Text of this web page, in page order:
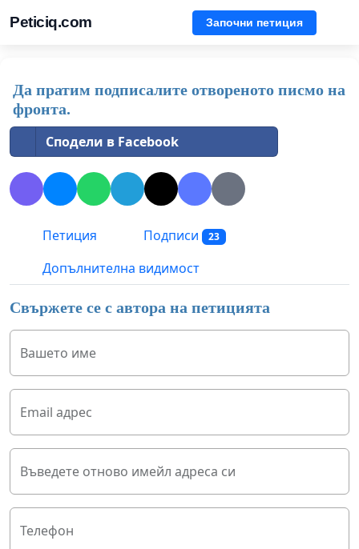
Peticiq.com Започни петиция
Да пратим подписалите отвореното писмо на
фронта.
Сподели в Facebook
Петиция Подписи 23
Допълнителна видимост
Свържете се с автора на петицията
Вашето име
Email адрес
Въведете отново имейл адреса си
Телефон